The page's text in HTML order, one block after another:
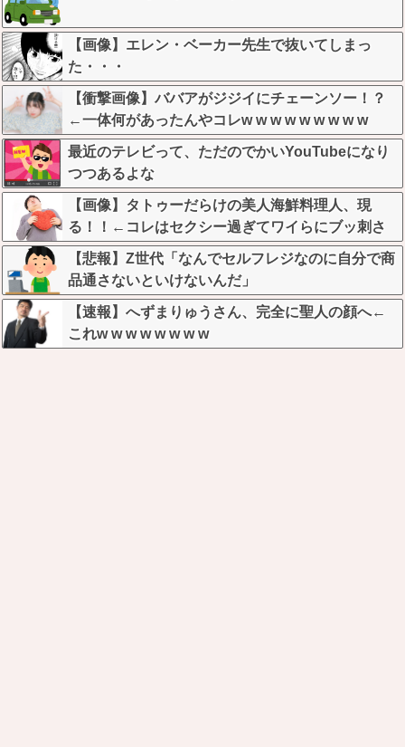
【画像】エレン・ベーカー先生で抜いてしまっ
た・・・
【衝撃画像】ババアがジジイにチェーンソー！？
←一体何があったんやコレw w w w w w w w w
最近のテレビって、ただのでかいYouTubeになり
つつあるよな
【画像】タトゥーだらけの美人海鮮料理人、現
る！！←コレはセクシー過ぎてワイらにブッ刺さ
りまくりw w w w w w w w w
【悲報】Z世代「なんでセルフレジなのに自分で商
品通さないといけないんだ」
【速報】へずまりゅうさん、完全に聖人の顔へ←
これw w w w w w w w